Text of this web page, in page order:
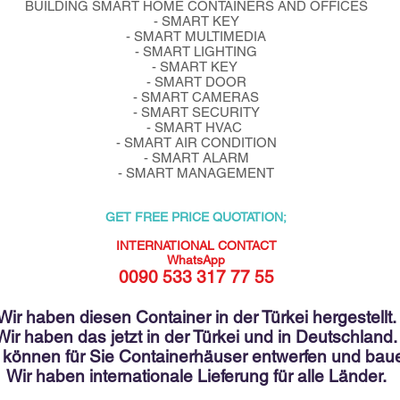
BUILDING SMART HOME CONTAINERS AND OFFICES
- SMART KEY
- SMART MULTIMEDIA
- SMART LIGHTING
- SMART KEY
- SMART DOOR
- SMART CAMERAS
- SMART SECURITY
- SMART HVAC
- SMART AIR CONDITION
- SMART ALARM
- SMART MANAGEMENT
GET FREE PRICE QUOTATION;
INTERNATIONAL CONTACT
WhatsApp
0090 533 317 77 55
haben diesen Container in der Türkei hergestellt.
haben das jetzt in der Türkei und in Deutschland.
können für Sie Containerhäuser entwerfen und
Wir haben internationale Lieferung für alle Länder.